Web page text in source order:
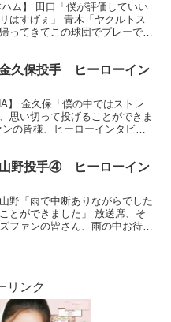
ム】 田口「僕が評価していい
はすげぇ」 青木「ヤクルトス
ってきてこの球団でプレーでき
久保投手 ヒーローイン
】 金久保「僕の中ではストレ
思い切って投げることができま
の皆様、ヒーローインタビュ
野投手④ ヒーローイン
野「雨で中断ありながらでした
とができました」 放送席、そ
ファンの皆さん、雨の中お待た
リンク